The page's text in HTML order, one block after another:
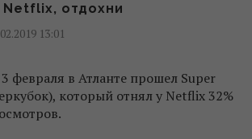
Netflix, отдохни
13:01
февраля в Атланте прошел Super
который отнял у Netflix 32%